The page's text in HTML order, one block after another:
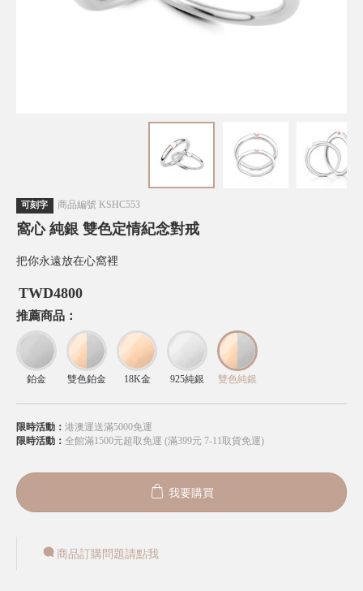
可刻字 商品編號 KSHC553
窩心 純銀 雙色定情紀念對戒
把你永遠放在心窩裡
TWD4800
推薦商品：
鉑金 雙色鉑金 18K金 925純銀 雙色純銀
限時活動： 港澳運送滿5000免運
限時活動： 全館滿1500元超取免運 (滿399元 7-11取貨免運)
我要購買
商品訂購問題請點我